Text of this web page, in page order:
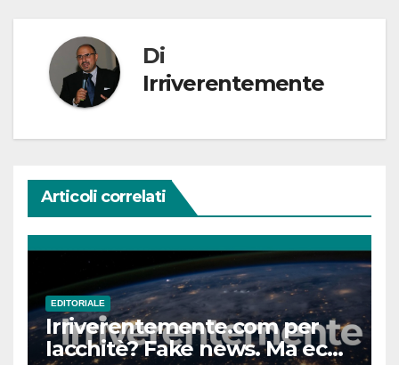
Di
Irriverentemente
Articoli correlati
EDITORIALE
Irriverentemente.com per
Iacchitè? Fake news. Ma ecco